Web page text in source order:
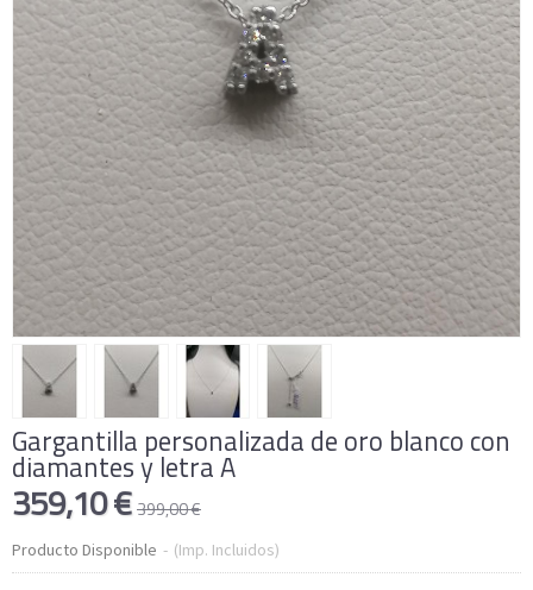
Gargantilla personalizada de oro blanco con
diamantes y letra A
359,10 €399,00 €
Producto Disponible - (Imp. Incluidos)